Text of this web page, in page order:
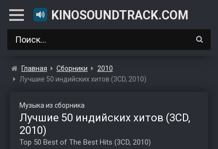
KINOSOUNDTRACK.COM
Главная Сборники
2010
Лучшие 50 индийских хитов (3CD, 2010)
Музыка из сборника
Лучшие 50 индийских хитов (3CD,
2010)
Top 50 Best of The Best Hits (3CD, 2010)